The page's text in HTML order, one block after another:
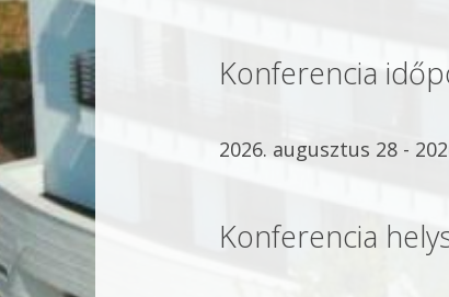
Konferencia
2026. augusztus 28 -
Konferencia